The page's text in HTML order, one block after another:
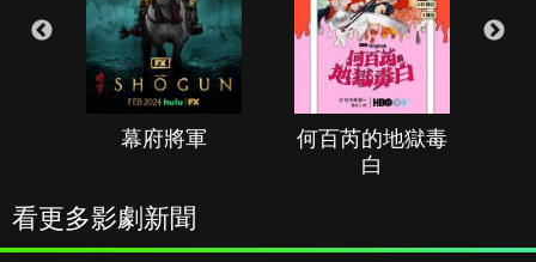
幕府將軍
何百芮的地獄毒
白
看更多影劇新聞